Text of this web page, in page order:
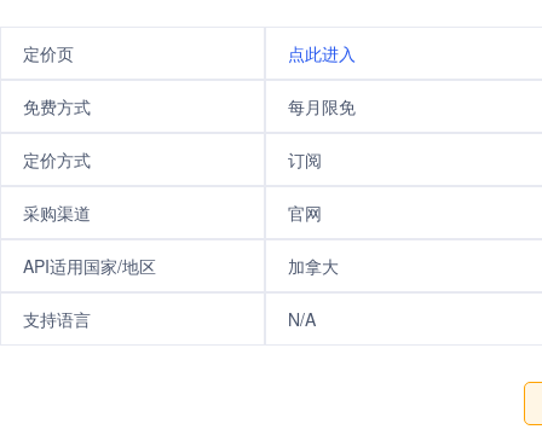
定价页 点此进入
免费方式 每月限免
定价方式 订阅
采购渠道 官网
API适用国家/地区 加拿大
支持语言 N/A